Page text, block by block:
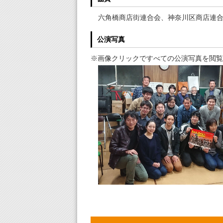
六角橋商店街連合会、神奈川区商店連
公演写真
※画像クリックですべての公演写真を閲